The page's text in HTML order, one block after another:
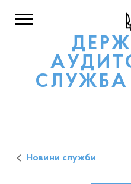
СЛУЖБА
Новини служби